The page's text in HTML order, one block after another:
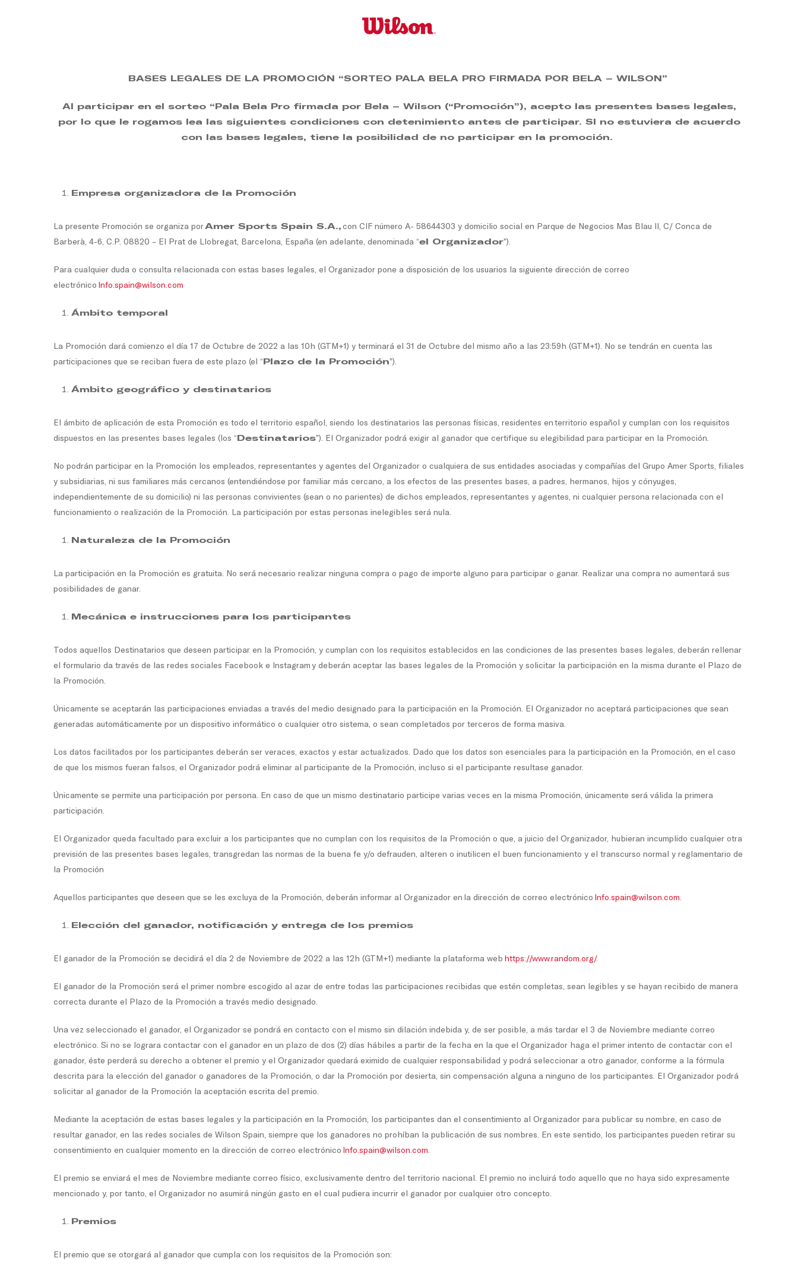
BASES LEGALES DE LA PROMOCIÓN “SORTEO PALA BELA PRO FIRMADA POR BELA – WILSON”
Al participar en el sorteo “Pala Bela Pro firmada por Bela – Wilson (“Promoción”), acepto las presentes bases legales,
por lo que le rogamos lea las siguientes condiciones con detenimiento antes de participar. SI no estuviera de acuerdo
con las bases legales, tiene la posibilidad de no participar en la promoción.
Empresa organizadora de la Promoción
La presente Promoción se organiza porAmer Sports Spain S.A.,con CIF número A- 58644303 y domicilio social en Parque de Negocios Mas Blau II, C/ Conca de
Barberà, 4-6, C.P. 08820 – El Prat de Llobregat, Barcelona, España (en adelante, denominada “el Organizador”).
Para cualquier duda o consulta relacionada con estas bases legales, el Organizador pone a disposición de los usuarios la siguiente dirección de correo
electrónico Info.spain@wilson.com
Ámbito temporal
La Promoción dará comienzo el día 17 de Octubre de 2022 a las 10h (GTM+1) y terminará el 31 de Octubre del mismo año a las 23:59h (GTM+1). No se tendrán en cuenta las
participaciones que se reciban fuera de este plazo (el “Plazo de la Promoción”).
Ámbito geográfico y destinatarios
El ámbito de aplicación de esta Promoción es todo el territorio español, siendo los destinatarios las personas físicas, residentes en territorio español y cumplan con los requisitos
dispuestos en las presentes bases legales (los “Destinatarios”). El Organizador podrá exigir al ganador que certifique su elegibilidad para participar en la Promoción.
No podrán participar en la Promoción los empleados, representantes y agentes del Organizador o cualquiera de sus entidades asociadas y compañías del Grupo Amer Sports, filiales
y subsidiarias, ni sus familiares más cercanos (entendiéndose por familiar más cercano, a los efectos de las presentes bases, a padres, hermanos, hijos y cónyuges,
independientemente de su domicilio) ni las personas convivientes (sean o no parientes) de dichos empleados, representantes y agentes, ni cualquier persona relacionada con el
funcionamiento o realización de la Promoción. La participación por estas personas inelegibles será nula.
Naturaleza de la Promoción
La participación en la Promoción es gratuita. No será necesario realizar ninguna compra o pago de importe alguno para participar o ganar. Realizar una compra no aumentará sus
posibilidades de ganar.
Mecánica e instrucciones para los participantes
Todos aquellos Destinatarios que deseen participar en la Promoción, y cumplan con los requisitos establecidos en las condiciones de las presentes bases legales, deberán rellenar
el formulario da través de las redes sociales Facebook e Instagram y deberán aceptar las bases legales de la Promoción y solicitar la participación en la misma durante el Plazo de
la Promoción.
Únicamente se aceptarán las participaciones enviadas a través del medio designado para la participación en la Promoción. El Organizador no aceptará participaciones que sean
generadas automáticamente por un dispositivo informático o cualquier otro sistema, o sean completados por terceros de forma masiva.
Los datos facilitados por los participantes deberán ser veraces, exactos y estar actualizados. Dado que los datos son esenciales para la participación en la Promoción, en el caso
de que los mismos fueran falsos, el Organizador podrá eliminar al participante de la Promoción, incluso si el participante resultase ganador.
Únicamente se permite una participación por persona. En caso de que un mismo destinatario participe varias veces en la misma Promoción, únicamente será válida la primera
participación.
El Organizador queda facultado para excluir a los participantes que no cumplan con los requisitos de la Promoción o que, a juicio del Organizador, hubieran incumplido cualquier otra
previsión de las presentes bases legales, transgredan las normas de la buena fe y/o defrauden, alteren o inutilicen el buen funcionamiento y el transcurso normal y reglamentario de
la Promoción
Aquellos participantes que deseen que se les excluya de la Promoción, deberán informar al Organizador en la dirección de correo electrónico Info.spain@wilson.com.
Elección del ganador, notificación y entrega de los premios
El ganador de la Promoción se decidirá el día 2 de Noviembre de 2022 a las 12h (GTM+1) mediante la plataforma web https://www.random.org/.
El ganador de la Promoción será el primer nombre escogido al azar de entre todas las participaciones recibidas que estén completas, sean legibles y se hayan recibido de manera
correcta durante el Plazo de la Promoción a través medio designado.
Una vez seleccionado el ganador, el Organizador se pondrá en contacto con el mismo sin dilación indebida y, de ser posible, a más tardar el 3 de Noviembre mediante correo
electrónico. Si no se lograra contactar con el ganador en un plazo de dos (2) días hábiles a partir de la fecha en la que el Organizador haga el primer intento de contactar con el
ganador, éste perderá su derecho a obtener el premio y el Organizador quedará eximido de cualquier responsabilidad y podrá seleccionar a otro ganador, conforme a la fórmula
descrita para la elección del ganador o ganadores de la Promoción, o dar la Promoción por desierta, sin compensación alguna a ninguno de los participantes. El Organizador podrá
solicitar al ganador de la Promoción la aceptación escrita del premio.
Mediante la aceptación de estas bases legales y la participación en la Promoción, los participantes dan el consentimiento al Organizador para publicar su nombre, en caso de
resultar ganador, en las redes sociales de Wilson Spain, siempre que los ganadores no prohíban la publicación de sus nombres. En este sentido, los participantes pueden retirar su
consentimiento en cualquier momento en la dirección de correo electrónico Info.spain@wilson.com.
El premio se enviará el mes de Noviembre mediante correo físico, exclusivamente dentro del territorio nacional. El premio no incluirá todo aquello que no haya sido expresamente
mencionado y, por tanto, el Organizador no asumirá ningún gasto en el cual pudiera incurrir el ganador por cualquier otro concepto.
Premios
El premio que se otorgará al ganador que cumpla con los requisitos de la Promoción son: